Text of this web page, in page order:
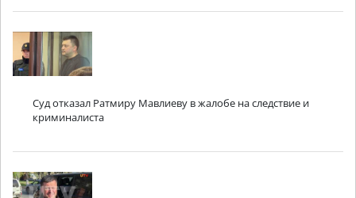
Суд отказал Ратмиру Мавлиеву в жалобе на следствие и
криминалиста